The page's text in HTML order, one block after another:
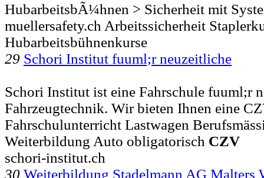
HubarbeitsbÃ¼hnen > Sicherheit mit
muellersafety.ch Arbeitssicherheit
Hubarbeitsbühnenkurse
29 Schori Institut fuuml;r neuzeitliche
Schori Institut ist eine Fahrschule fuuml;r
Fahrzeugtechnik. Wir bieten Ihnen eine
Fahrschulunterricht Lastwagen
Weiterbildung Auto obligatorisch CZV
schori-institut.ch
30 Weiterbildung Stadelmann AG Malters